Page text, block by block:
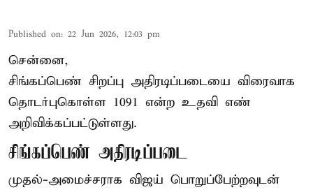
Published on: 22 Jun 2026, 12:03 pm
சென்னை,
சிங்கப்பெண் சிறப்பு அதிரடிப்படையை விரைவாக
தொடர்புகொள்ள 1091 என்ற உதவி எண்
அறிவிக்கப்பட்டுள்ளது.
சிங்கப்பெண் அதிரடிப்படை
முதல்-அமைச்சராக விஜய் பொறுப்பேற்றவுடன்